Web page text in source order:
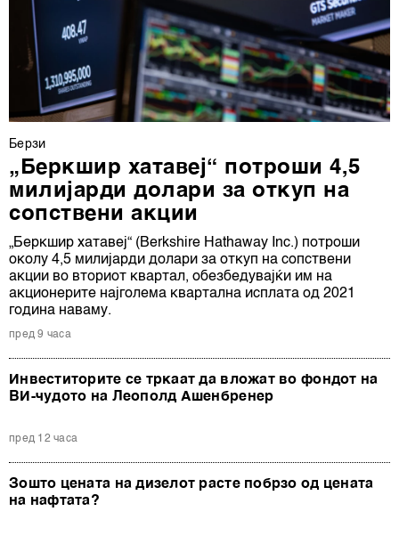
Берзи
„Беркшир хатавеј“ потроши 4,5
милијарди долари за откуп на
сопствени акции
„Беркшир хатавеј“ (Berkshire Hathaway Inc.) потроши
околу 4,5 милијарди долари за откуп на сопствени
акции во вториот квартал, обезбедувајќи им на
акционерите најголема квартална исплата од 2021
година наваму.
пред 9 часа
Инвеститорите се тркаат да вложат во фондот на
ВИ-чудото на Леополд Ашенбренер
пред 12 часа
Зошто цената на дизелот расте побрзо од цената
на нафтата?